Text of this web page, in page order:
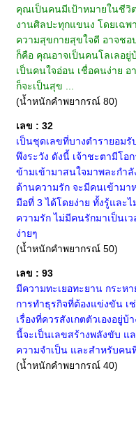
คุณเป็นคนมีเป้าหมายในชีวิ
งานศิลปะทุกแขนง โดยเฉพ
ความสุขกายสุขใจดี อาจชอ
ก็คือ คุณอาจเป็นคนโลเลอยู่
เป็นคนใจอ่อน เชื่อคนง่าย อ
ก็จะเป็นสุข ...
(น้ำหนักคำพยากรณ์ 80)
เลข : 32
เป็นชุดเลขที่บางตำรายอม
พึงระวัง ดังนี้ เจ้าชะตามีโอ
ข้ามเข้ามาสนใจมาพละกำ
ด้านความรัก จะมีคนเข้ามา
มือที่ 3 ได้โดยง่าย ทั้งรู้และ
ความรัก ไม่มีคนรักมาเป็นเ
ง่ายๆ
(น้ำหนักคำพยากรณ์ 50)
เลข : 93
มีความทะเยอทะยาน กระห
การทำธุรกิจที่ต้องแข่งขัน เ
เรื่องที่ควรสังเกตตัวเองอยู่
นี้จะเป็นเลขสร้างพลังขับ แ
ความจำเป็น และสำหรับคน
(น้ำหนักคำพยากรณ์ 40)